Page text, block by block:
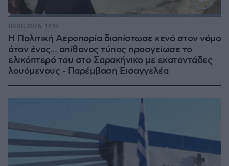
:
Η Πολιτική Αεροπορία διαπίστωσε κενό στον νόμο
όταν ένας... απίθανος τύπος προσγείωσε το
ελικόπτερό του στο Σαρακήνικο με εκατοντάδες
λουόμενους - Παρέμβαση Εισαγγελέα
09.08.2026, 14:15